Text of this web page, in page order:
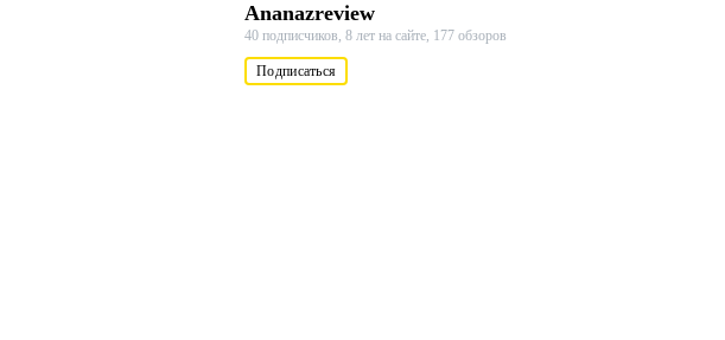
Ananazreview
40 подписчиков, 8 лет на сайте, 177 обзоров
Подписаться